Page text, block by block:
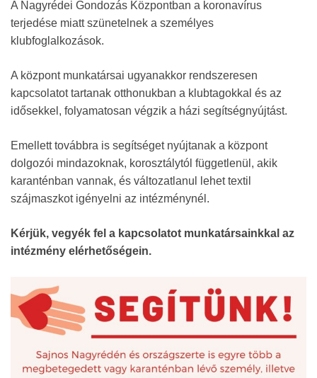
A Nagyrédei Gondozás Központban a koronavírus
terjedése miatt szünetelnek a személyes
klubfoglalkozások.
A központ munkatársai ugyanakkor rendszeresen
kapcsolatot tartanak otthonukban a klubtagokkal és az
idősekkel, folyamatosan végzik a házi segítségnyújtást.
Emellett továbbra is segítséget nyújtanak a központ
dolgozói mindazoknak, korosztálytól függetlenül, akik
karanténban vannak, és változatlanul lehet textil
szájmaszkot igényelni az intézménynél.
Kérjük, vegyék fel a kapcsolatot munkatársainkkal az
intézmény elérhetőségein.